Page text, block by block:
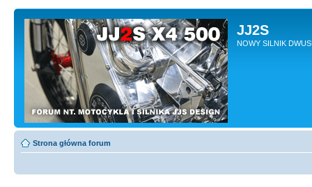
JJ2S
NOWY SILNIK
Strona główna forum